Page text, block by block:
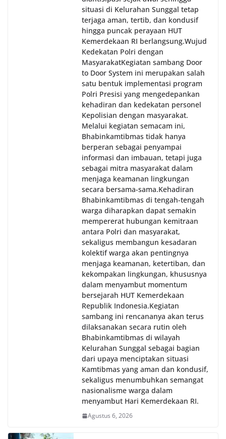
situasi di Kelurahan Sunggal tetap
terjaga aman, tertib, dan kondusif
hingga puncak perayaan HUT
Kemerdekaan RI berlangsung.‎‎Wujud
Kedekatan Polri dengan
Masyarakat‎Kegiatan sambang Door
to Door System ini merupakan salah
satu bentuk implementasi program
Polri Presisi yang mengedepankan
kehadiran dan kedekatan personel
Kepolisian dengan masyarakat.
Melalui kegiatan semacam ini,
Bhabinkamtibmas tidak hanya
berperan sebagai penyampai
informasi dan imbauan, tetapi juga
sebagai mitra masyarakat dalam
menjaga keamanan lingkungan
secara bersama-sama.‎‎Kehadiran
Bhabinkamtibmas di tengah-tengah
warga diharapkan dapat semakin
mempererat hubungan kemitraan
antara Polri dan masyarakat,
sekaligus membangun kesadaran
kolektif warga akan pentingnya
menjaga keamanan, ketertiban, dan
kekompakan lingkungan, khususnya
dalam menyambut momentum
bersejarah HUT Kemerdekaan
Republik Indonesia.‎Kegiatan
sambang ini rencananya akan terus
dilaksanakan secara rutin oleh
Bhabinkamtibmas di wilayah
Kelurahan Sunggal sebagai bagian
dari upaya menciptakan situasi
Kamtibmas yang aman dan kondusif,
sekaligus menumbuhkan semangat
nasionalisme warga dalam
menyambut Hari Kemerdekaan RI.
Agustus 6, 2026